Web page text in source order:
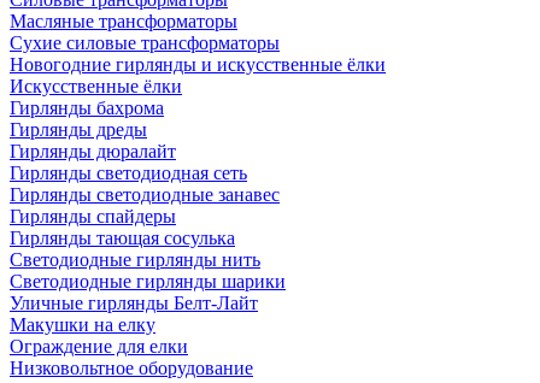
Масляные трансформаторы
Сухие силовые трансформаторы
Новогодние гирлянды и искусственные ёлки
Искусственные ёлки
Гирлянды бахрома
Гирлянды дреды
Гирлянды дюралайт
Гирлянды светодиодная сеть
Гирлянды светодиодные занавес
Гирлянды спайдеры
Гирлянды тающая сосулька
Светодиодные гирлянды нить
Светодиодные гирлянды шарики
Уличные гирлянды Белт-Лайт
Макушки на елку
Ограждение для елки
Низковольтное оборудование